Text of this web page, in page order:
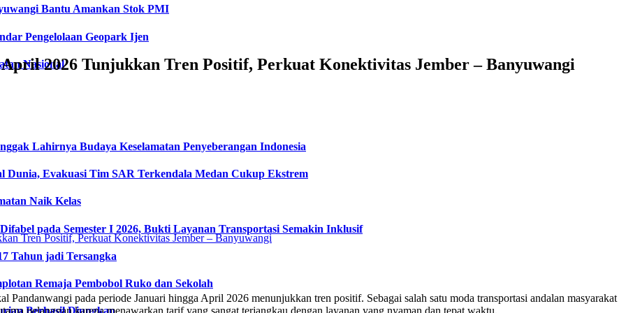
Bantu Amankan Stok PMI
Pengelolaan Geopark Ijen
Nasional
Lahirnya Budaya Keselamatan Penyeberangan Indonesia
Dunia, Evakuasi Tim SAR Terkendala Medan Cukup Ekstrem
Naik Kelas
pada Semester I 2026, Bukti Layanan Transportasi Semakin Inklusif
Tahun jadi Tersangka
Remaja Pembobol Ruko dan Sekolah
2026 Tunjukkan Tren Positif, Perkuat Konektivitas Jember – Banyuwangi
pada periode Januari hingga April 2026 menunjukkan tren positif. Sebagai salah satu moda transportasi andalan masyarakat
pelanggan karena menawarkan tarif yang sangat terjangkau dengan layanan yang nyaman dan tepat waktu.